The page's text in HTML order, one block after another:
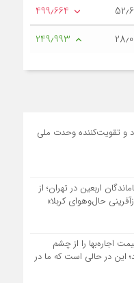
499٫664
249٫993
و تقویت‌کننده وحدت ملی
اربعین در تهران؛ از
حال‌وهوای کربلا»
اجاره‌بها را از چشم
این در حالی است که ما در